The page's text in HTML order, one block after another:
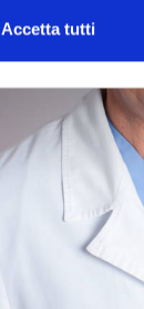
Accetta tutti